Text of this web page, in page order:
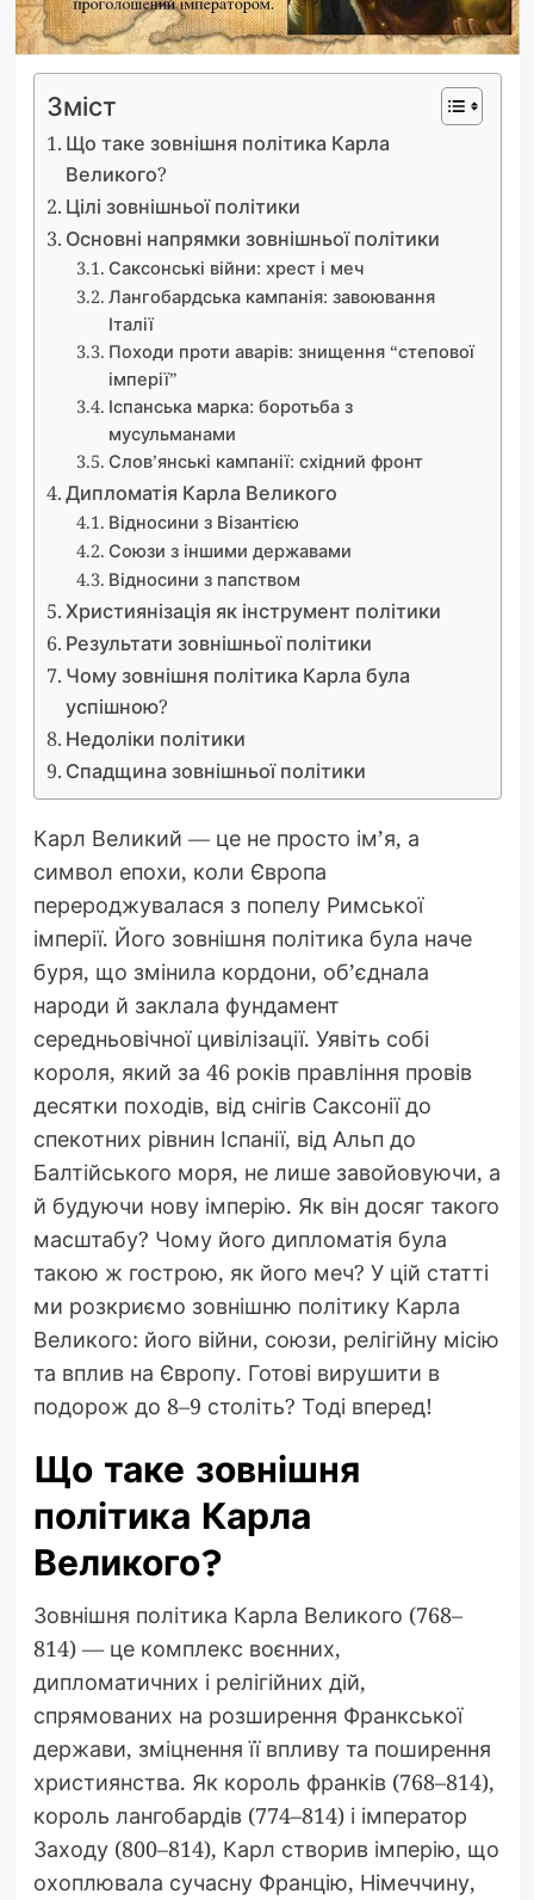
Зміст
Що таке зовнішня політика Карла
Великого?
Цілі зовнішньої політики
Основні напрямки зовнішньої політики
Саксонські війни: хрест і меч
Лангобардська кампанія: завоювання
Італії
Походи проти аварів: знищення “степової
імперії”
Іспанська марка: боротьба з
мусульманами
Слов’янські кампанії: східний фронт
Дипломатія Карла Великого
Відносини з Візантією
Союзи з іншими державами
Відносини з папством
Християнізація як інструмент політики
Результати зовнішньої політики
Чому зовнішня політика Карла була
успішною?
Недоліки політики
Спадщина зовнішньої політики
Карл Великий — це не просто ім’я, а
символ епохи, коли Європа
перероджувалася з попелу Римської
імперії. Його зовнішня політика була наче
буря, що змінила кордони, об’єднала
народи й заклала фундамент
середньовічної цивілізації. Уявіть собі
короля, який за 46 років правління провів
десятки походів, від снігів Саксонії до
спекотних рівнин Іспанії, від Альп до
Балтійського моря, не лише завойовуючи, а
й будуючи нову імперію. Як він досяг такого
масштабу? Чому його дипломатія була
такою ж гострою, як його меч? У цій статті
ми розкриємо зовнішню політику Карла
Великого: його війни, союзи, релігійну місію
та вплив на Європу. Готові вирушити в
подорож до 8–9 століть? Тоді вперед!
Що таке зовнішня
політика Карла
Великого?
Зовнішня політика Карла Великого (768–
814) — це комплекс воєнних,
дипломатичних і релігійних дій,
спрямованих на розширення Франкської
держави, зміцнення її впливу та поширення
християнства. Як король франків (768–814),
король лангобардів (774–814) і імператор
Заходу (800–814), Карл створив імперію, що
охоплювала сучасну Францію, Німеччину,